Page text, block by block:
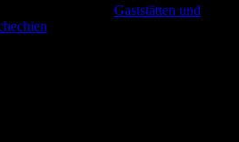
Gaststätten und